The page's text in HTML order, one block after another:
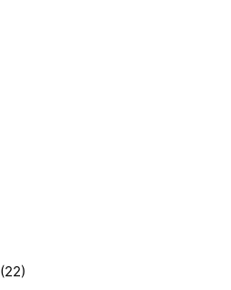
(22)